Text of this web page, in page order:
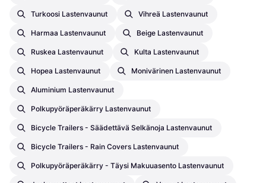
Turkoosi Lastenvaunut Vihreä Lastenvaunut
Harmaa Lastenvaunut Beige Lastenvaunut
Ruskea Lastenvaunut Kulta Lastenvaunut
Hopea Lastenvaunut Monivärinen Lastenvaunut
Aluminium Lastenvaunut
Polkupyöräperäkärry Lastenvaunut
Bicycle Trailers - Säädettävä Selkänoja Lastenvaunut
Bicycle Trailers - Rain Covers Lastenvaunut
Polkupyöräperäkärry - Täysi Makuuasento Lastenvaunut